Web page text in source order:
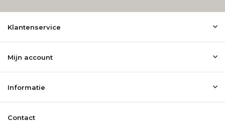
Klantenservice
Mijn account
Informatie
Contact